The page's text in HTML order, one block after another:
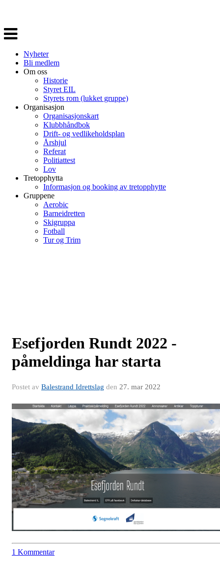
Veksle
navigasjon
Nyheter
Bli medlem
Om oss
Historie
Styret EIL
Styrets rom (lukket gruppe)
Organisasjon
Organisasjonskart
Klubbhåndbok
Drift- og vedlikeholdsplan
Årshjul
Referat
Politiattest
Lov
Tretopphytta
Informasjon og booking av tretopphytte
Gruppene
Aerobic
Barneidretten
Skigruppa
Fotball
Tur og Trim
Esefjorden Rundt 2022 -
påmeldinga har starta
Postet av Balestrand Idrettslag den 27. mar 2022
1 Kommentar